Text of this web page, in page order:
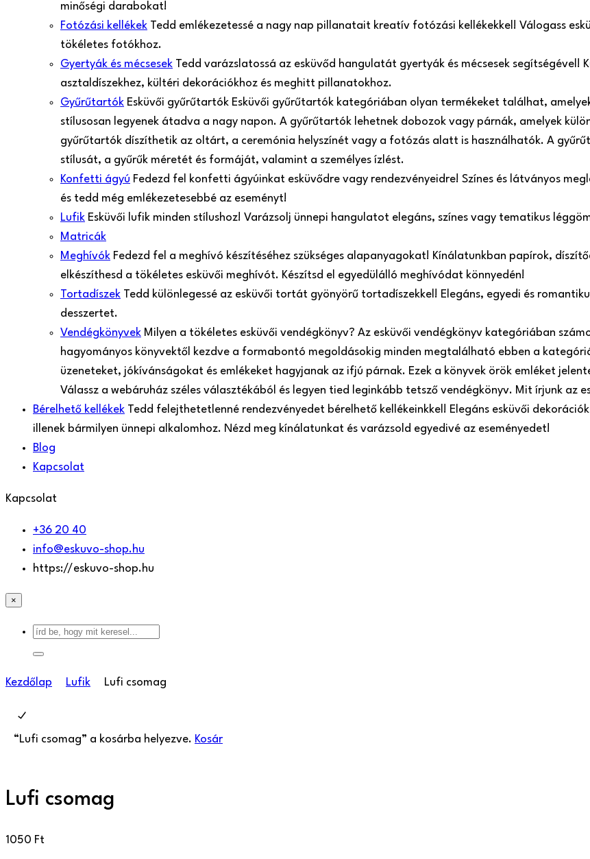
minőségi darabokat!
Fotózási kellékek Tedd emlékezetessé a nagy nap pillanatait kreatív fotózási kellékekkel! Válogass
tökéletes fotókhoz.
Gyertyák és mécsesek Tedd varázslatossá az esküvőd hangulatát gyertyák és mécsesek segítségével!
asztaldíszekhez, kültéri dekorációkhoz és meghitt pillanatokhoz.
Gyűrűtartók Esküvői gyűrűtartók Esküvői gyűrűtartók kategóriában olyan termékeket találhat,
stílusosan legyenek átadva a nagy napon. A gyűrűtartók lehetnek dobozok vagy párnák, amelyek
gyűrűtartók díszíthetik az oltárt, a ceremónia helyszínét vagy a fotózás alatt is használhatók. A
stílusát, a gyűrűk méretét és formáját, valamint a személyes ízlést.
Konfetti ágyú Fedezd fel konfetti ágyúinkat esküvődre vagy rendezvényeidre! Színes és látványos
és tedd még emlékezetesebbé az eseményt!
Lufik Esküvői lufik minden stílushoz! Varázsolj ünnepi hangulatot elegáns, színes vagy tematikus
Matricák
Meghívók Fedezd fel a meghívó készítéséhez szükséges alapanyagokat! Kínálatunkban papírok,
elkészíthesd a tökéletes esküvői meghívót. Készítsd el egyedülálló meghívódat könnyedén!
Tortadíszek Tedd különlegessé az esküvői tortát gyönyörű tortadíszekkel! Elegáns, egyedi és
desszertet.
Vendégkönyvek Milyen a tökéletes esküvői vendégkönyv? Az esküvői vendégkönyv kategóriában
hagyományos könyvektől kezdve a formabontó megoldásokig minden megtalálható ebben a
üzeneteket, jókívánságokat és emlékeket hagyjanak az ifjú párnak. Ezek a könyvek örök emléket
Válassz a webáruház széles választékából és legyen tied leginkább tetsző vendégkönyv. Mit írjunk az
Bérelhető kellékek Tedd felejthetetlenné rendezvényedet bérelhető kellékeinkkel! Elegáns esküvői
illenek bármilyen ünnepi alkalomhoz. Nézd meg kínálatunkat és varázsold egyedivé az eseményedet!
Blog
Kapcsolat
Kapcsolat
+36 20 40
info@eskuvo-shop.hu
https://eskuvo-shop.hu
×
Kezdőlap Lufik Lufi csomag
“Lufi csomag” a kosárba helyezve. Kosár
Lufi csomag
1050 Ft